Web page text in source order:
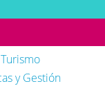
y Gestión